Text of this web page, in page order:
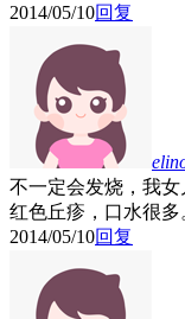
2014/05/10回复
不一定会发烧，我
红色丘疹，口水很多
2014/05/10回复